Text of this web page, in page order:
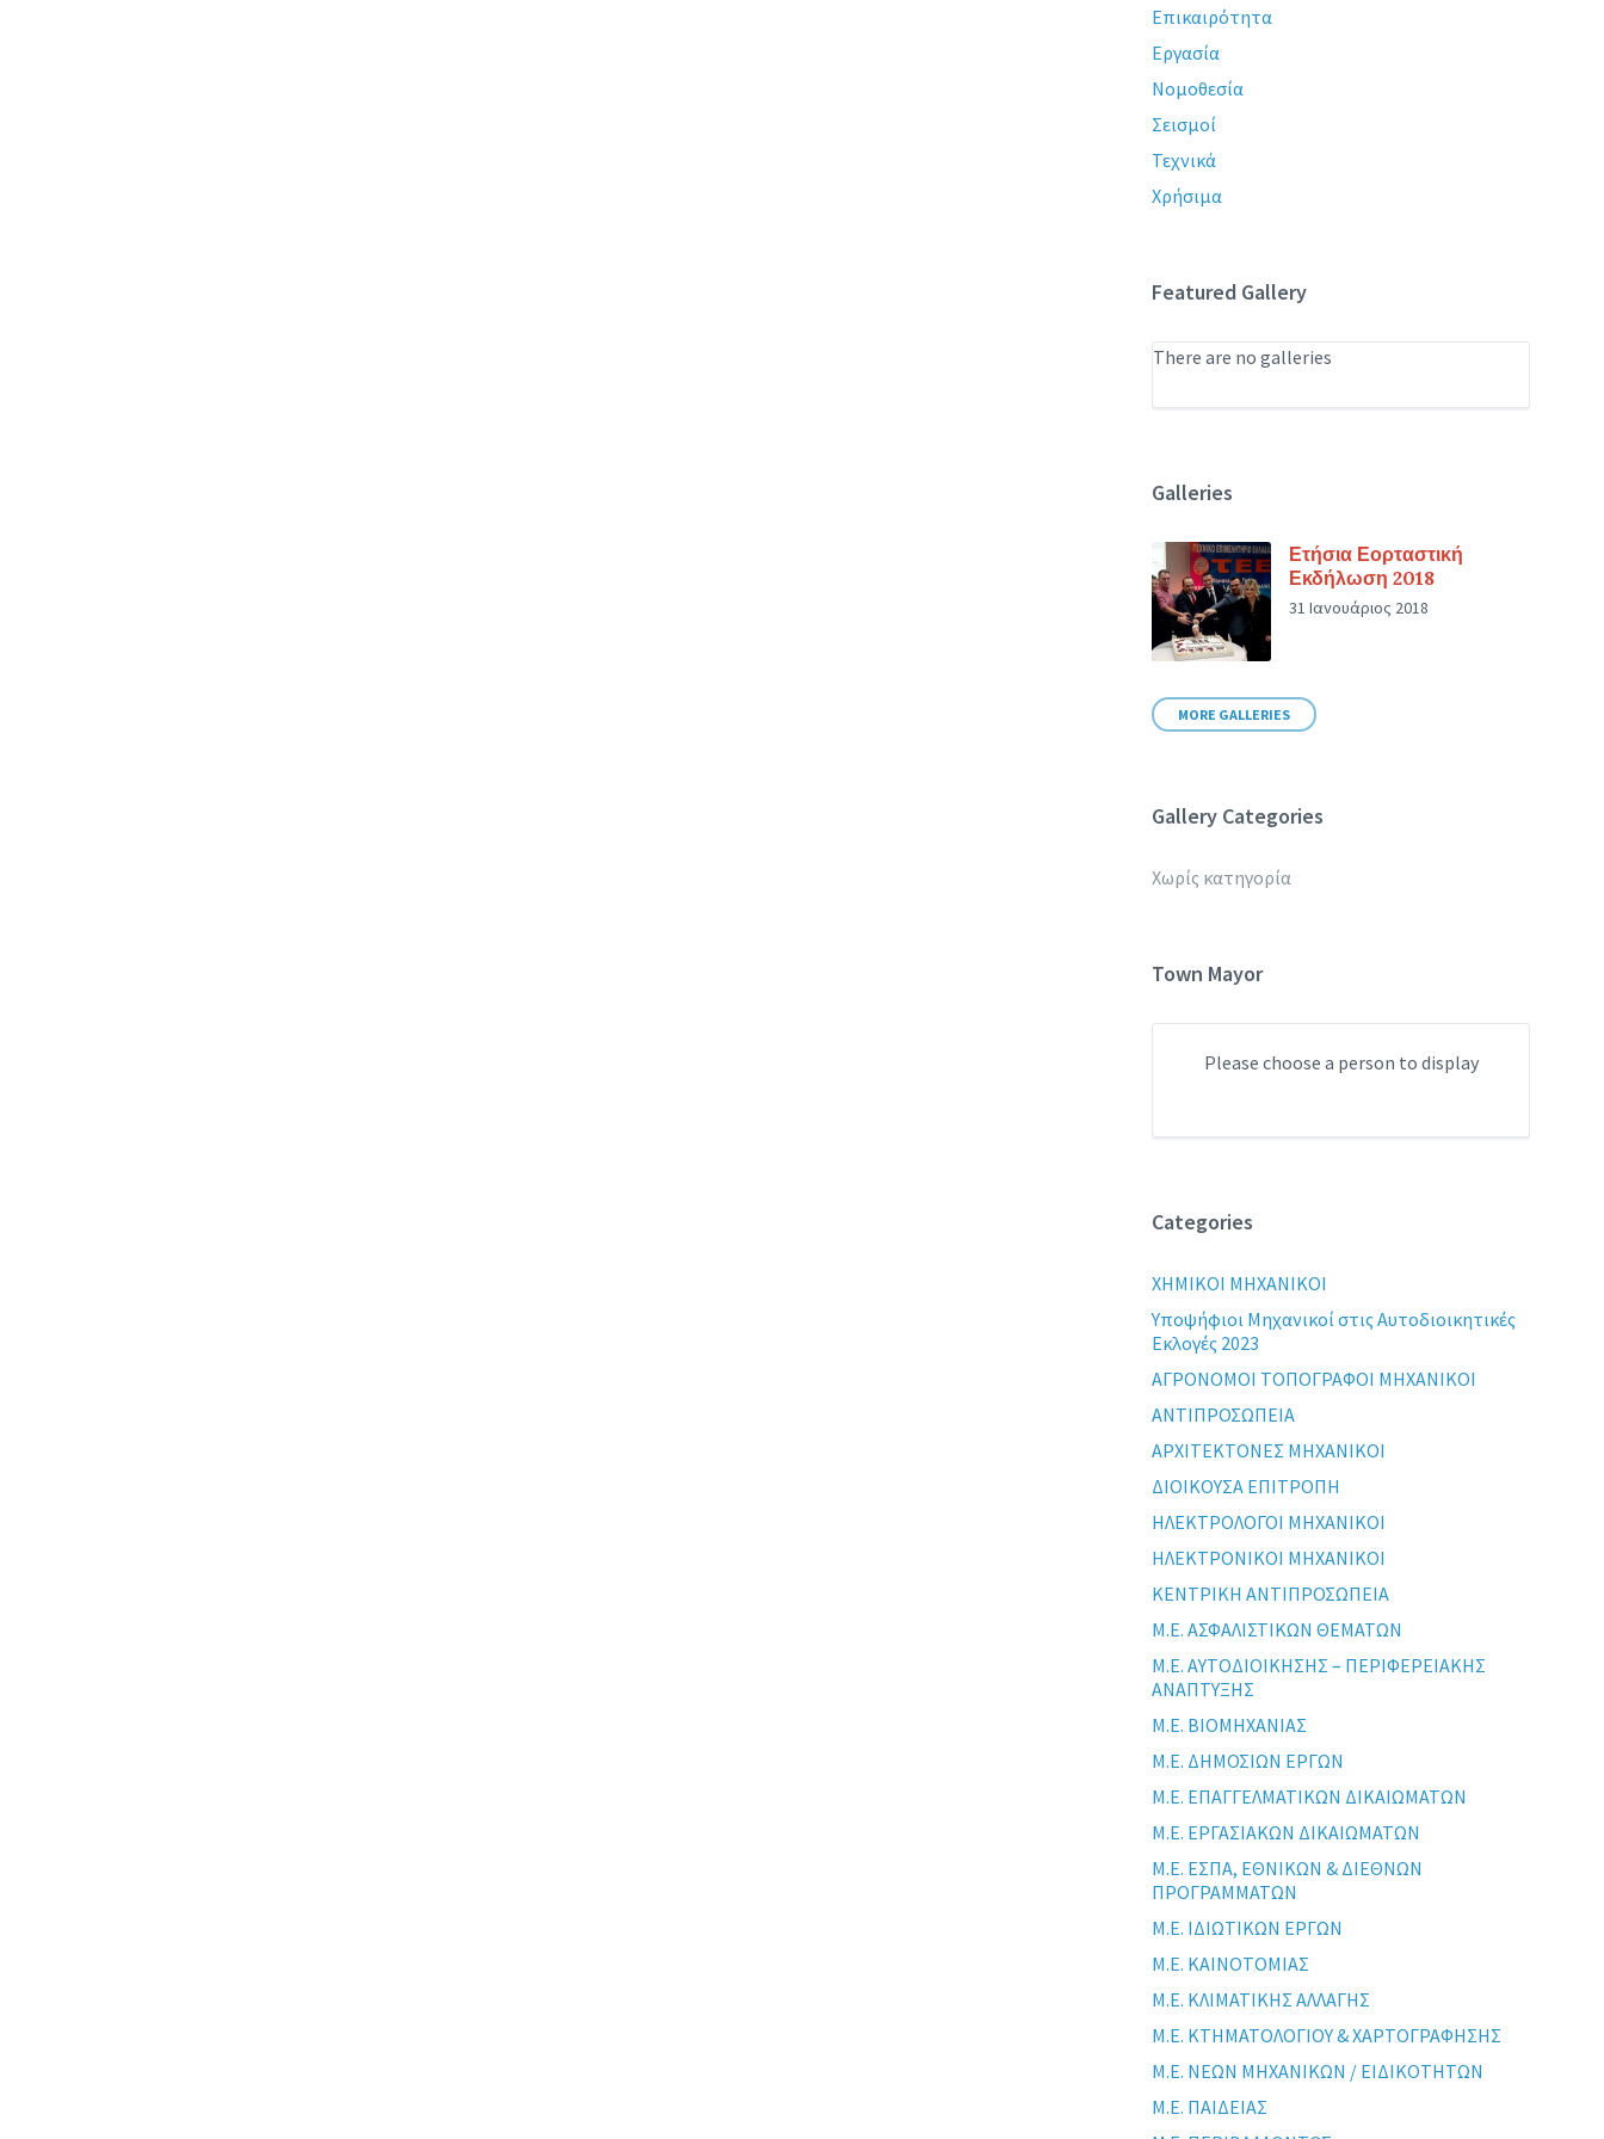
Επικαιρότητα
Εργασία
Νομοθεσία
Σεισμοί
Τεχνικά
Χρήσιμα
Featured Gallery
There are no galleries
Galleries
Ετήσια Εορταστική
Εκδήλωση 2018
31 Ιανουάριος 2018
MORE GALLERIES
Gallery Categories
Χωρίς κατηγορία
Town Mayor
Please choose a person to display
Categories
XHMIKOI MHXANIKOI
Yποψήφιοι Μηχανικοί στις Αυτοδιοικητικές
Εκλογές 2023
ΑΓΡΟΝΟΜΟΙ ΤΟΠΟΓΡΑΦΟΙ ΜΗΧΑΝΙΚΟΙ
ΑΝΤΙΠΡΟΣΩΠΕΙΑ
ΑΡΧΙΤΕΚΤΟΝΕΣ ΜΗΧΑΝΙΚΟΙ
ΔΙΟΙΚΟΥΣΑ ΕΠΙΤΡΟΠΗ
ΗΛΕΚΤΡΟΛΟΓΟΙ ΜΗΧΑΝΙΚΟΙ
ΗΛΕΚΤΡΟΝΙΚΟΙ ΜΗΧΑΝΙΚΟΙ
ΚΕΝΤΡΙΚΗ ΑΝΤΙΠΡΟΣΩΠΕΙΑ
Μ.Ε. ΑΣΦΑΛΙΣΤΙΚΩΝ ΘΕΜΑΤΩΝ
Μ.Ε. ΑΥΤΟΔΙΟΙΚΗΣΗΣ – ΠΕΡΙΦΕΡΕΙΑΚΗΣ
ΑΝΑΠΤΥΞΗΣ
Μ.Ε. ΒΙΟΜΗΧΑΝΙΑΣ
Μ.Ε. ΔΗΜΟΣΙΩΝ ΕΡΓΩΝ
Μ.Ε. ΕΠΑΓΓΕΛΜΑΤΙΚΩΝ ΔΙΚΑΙΩΜΑΤΩΝ
Μ.Ε. ΕΡΓΑΣΙΑΚΩΝ ΔΙΚΑΙΩΜΑΤΩΝ
Μ.Ε. ΕΣΠΑ, ΕΘΝΙΚΩΝ & ΔΙΕΘΝΩΝ
ΠΡΟΓΡΑΜΜΑΤΩΝ
Μ.Ε. ΙΔΙΩΤΙΚΩΝ ΕΡΓΩΝ
Μ.Ε. ΚΑΙΝΟΤΟΜΙΑΣ
Μ.Ε. ΚΛΙΜΑΤΙΚΗΣ ΑΛΛΑΓΗΣ
Μ.Ε. ΚΤΗΜΑΤΟΛΟΓΙΟΥ & ΧΑΡΤΟΓΡΑΦΗΣΗΣ
Μ.Ε. ΝΕΩΝ ΜΗΧΑΝΙΚΩΝ / ΕΙΔΙΚΟΤΗΤΩΝ
Μ.Ε. ΠΑΙΔΕΙΑΣ